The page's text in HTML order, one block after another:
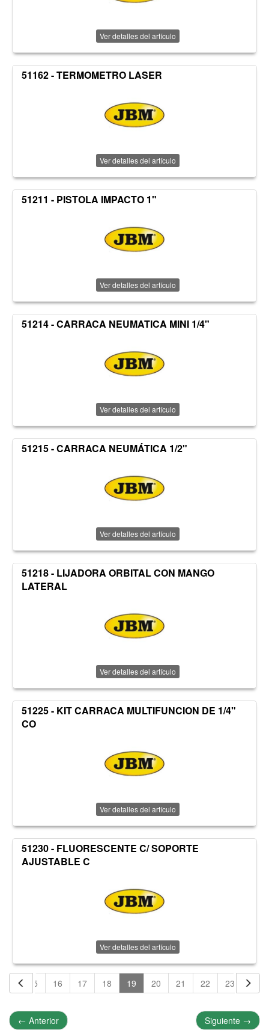
Ver detalles del artículo
51162 - TERMOMETRO LASER
Ver detalles del artículo
51211 - PISTOLA IMPACTO 1"
Ver detalles del artículo
51214 - CARRACA NEUMATICA MINI 1/4"
Ver detalles del artículo
51215 - CARRACA NEUMÁTICA 1/2"
Ver detalles del artículo
51218 - LIJADORA ORBITAL CON MANGO
LATERAL
Ver detalles del artículo
51225 - KIT CARRACA MULTIFUNCION DE 1/4"
CO
Ver detalles del artículo
51230 - FLUORESCENTE C/ SOPORTE
AJUSTABLE C
Ver detalles del artículo
15 16 17 18 19 20 21 22 23 24
← Anterior Siguiente →